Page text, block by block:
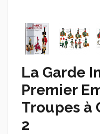
La Garde
Premier
Troupes à
2